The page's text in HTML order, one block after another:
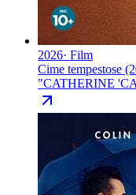
2026· Film
Cime tempestose
"CATHERINE